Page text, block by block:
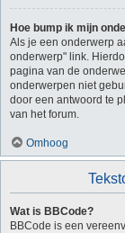
Hoe bump ik mijn
Als je een onderwerp
onderwerp" link.
pagina van de
onderwerpen niet
door een antwoord te
van het forum.
Omhoog
Wat is BBCode?
BBCode is een